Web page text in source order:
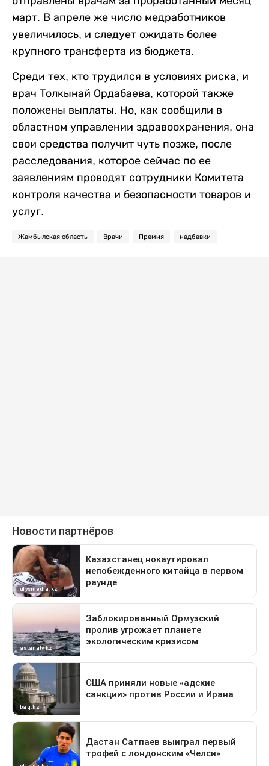
март. В апреле же число медработников
увеличилось, и следует ожидать более
крупного трансферта из бюджета.
Среди тех, кто трудился в условиях риска, и
врач Толкынай Ордабаева, которой также
положены выплаты. Но, как сообщили в
областном управлении здравоохранения, она
свои средства получит чуть позже, после
расследования, которое сейчас по ее
заявлениям проводят сотрудники Комитета
контроля качества и безопасности товаров и
услуг.
Жамбылская область Врачи Премия надбавки